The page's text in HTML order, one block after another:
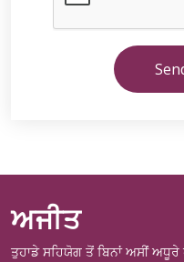
ਅਜੀਤ
ਤੁਹਾਡੇ ਸਹਿਯੋਗ ਤੋਂ ਬਿਨਾਂ ਅਸੀਂ ਅਧੂਰੇ